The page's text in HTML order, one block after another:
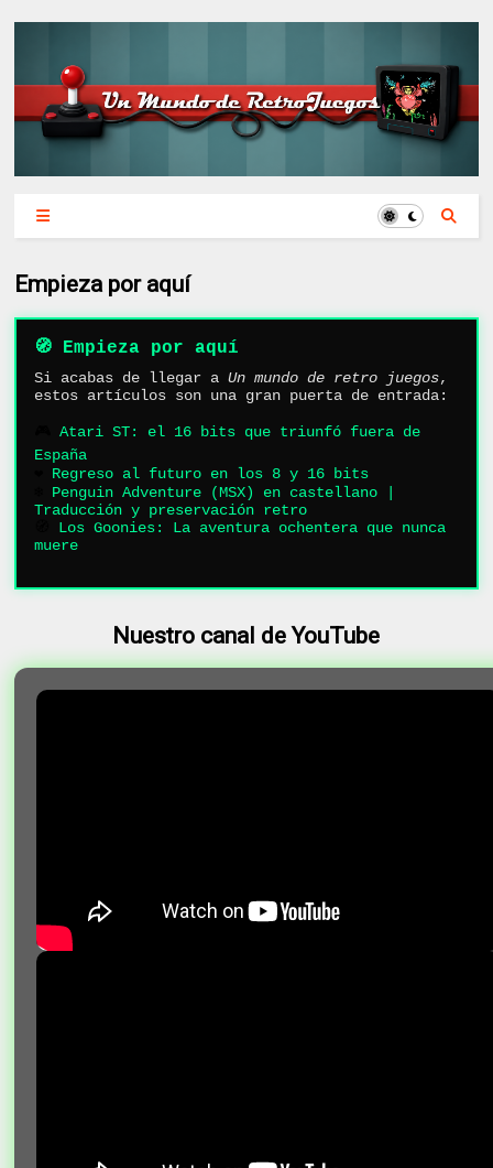
Empieza por aquí
🧭 Empieza por aquí
Si acabas de llegar aUn mundo de retro juegos,
estos artículos son una gran puerta de entrada:
🎮Atari ST: el 16 bits que triunfó fuera de
España
Regreso al futuro en los 8 y 16 bits
Penguin Adventure (MSX) en castellano |
Traducción y preservación retro
Los Goonies: La aventura ochentera que nunca
muere
Nuestro canal de YouTube